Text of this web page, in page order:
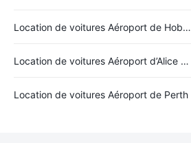
Location de voitures Aéroport de Hobart
Location de voitures Aéroport d’Alice Springs
Location de voitures Aéroport de Perth